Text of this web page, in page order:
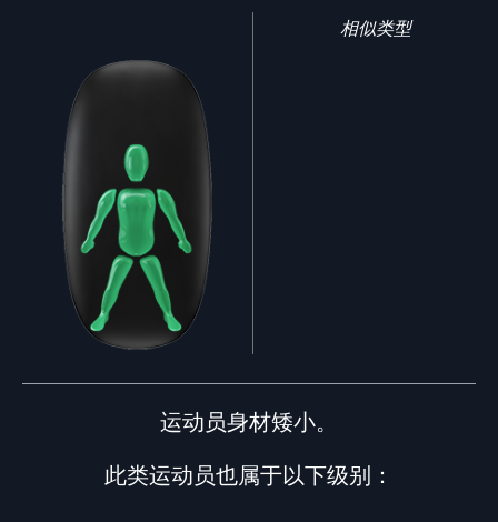
相似类型
运动员身材矮小。
此类运动员也属于以下级别：